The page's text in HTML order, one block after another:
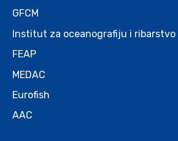
GFCM
Institut za oceanografiju i ribarstvo
FEAP
MEDAC
Eurofish
AAC